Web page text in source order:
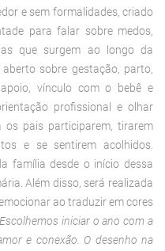
e sem formalidades, criado
para falar sobre medos,
que surgem ao longo da
sobre gestação, parto,
vínculo com o bebê e
profissional e olhar
os pais participarem, tirarem
e se sentirem acolhidos.
família desde o início dessa
Além disso, será realizada
ao traduzir em cores
iniciar o ano com a
e conexão. O desenho na